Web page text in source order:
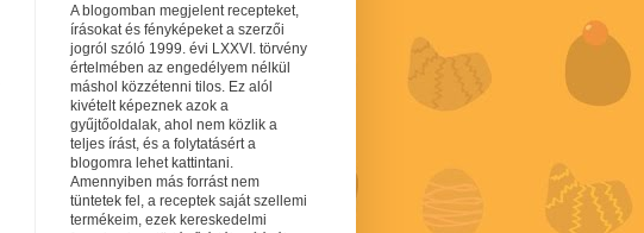
A blogomban megjelent recepteket,
írásokat és fényképeket a szerzői
jogról szóló 1999. évi LXXVI. törvény
értelmében az engedélyem nélkül
máshol közzétenni tilos. Ez alól
kivételt képeznek azok a
gyűjtőoldalak, ahol nem közlik a
teljes írást, és a folytatásért a
blogomra lehet kattintani.
Amennyiben más forrást nem
tüntetek fel, a receptek saját szellemi
termékeim, ezek kereskedelmi